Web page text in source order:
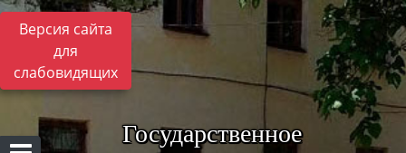
Версия сайта
для
слабовидящих
Государственное